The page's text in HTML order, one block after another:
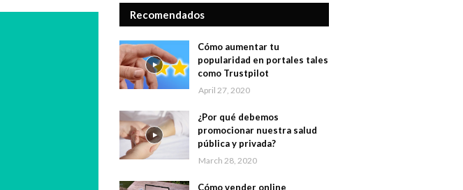
Recomendados
Cómo aumentar tu
popularidad en portales tales
como Trustpilot
April 27, 2020
¿Por qué debemos
promocionar nuestra salud
pública y privada?
March 28, 2020
Cómo vender online